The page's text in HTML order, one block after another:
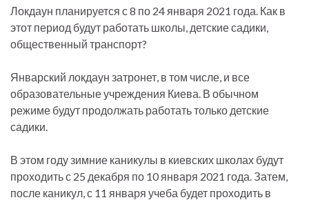
Локдаун планируется с 8 по 24 января 2021 года. Как в
этот период будут работать школы, детские садики,
общественный транспорт?
Январский локдаун затронет, в том числе, и все
образовательные учреждения Киева. В обычном
режиме будут продолжать работать только детские
садики.
В этом году зимние каникулы в киевских школах будут
проходить с 25 декабря по 10 января 2021 года. Затем,
после каникул, с 11 января учеба будет проходить в